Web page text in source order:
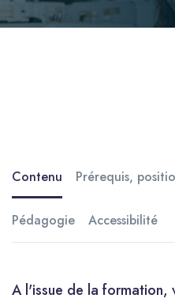
Contenu
Prérequis,
Pédagogie Accessibilité
A l'issue de la formation,